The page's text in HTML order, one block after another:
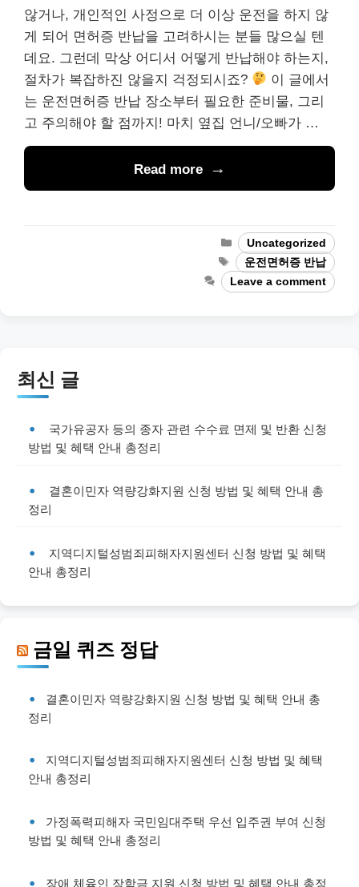
않거나, 개인적인 사정으로 더 이상 운전을 하지 않
게 되어 면허증 반납을 고려하시는 분들 많으실 텐
데요. 그런데 막상 어디서 어떻게 반납해야 하는지,
절차가 복잡하진 않을지 걱정되시죠?
이 글에서
는 운전면허증 반납 장소부터 필요한 준비물, 그리
고 주의해야 할 점까지! 마치 옆집 언니/오빠가 …
Read more
Categories
Uncategorized
Tags운전면허증 반납
Leave a comment
최신 글
국가유공자 등의 종자 관련 수수료 면제 및 반환 신청
방법 및 혜택 안내 총정리
결혼이민자 역량강화지원 신청 방법 및 혜택 안내 총
정리
지역디지털성범죄피해자지원센터 신청 방법 및 혜택
안내 총정리
금일 퀴즈 정답
결혼이민자 역량강화지원 신청 방법 및 혜택 안내 총
정리
지역디지털성범죄피해자지원센터 신청 방법 및 혜택
안내 총정리
가정폭력피해자 국민임대주택 우선 입주권 부여 신청
방법 및 혜택 안내 총정리
장애 체육인 장학금 지원 신청 방법 및 혜택 안내 총정